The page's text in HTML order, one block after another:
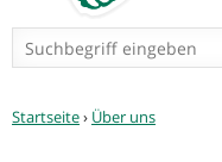
Suchformular
Sie
Startseite› Über uns